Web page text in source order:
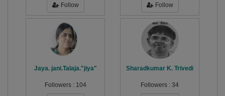
Follow Follow
Jaya. jani.Talaja."jiya"
Followers : 104
Sharadkumar K. Trivedi
Followers : 34